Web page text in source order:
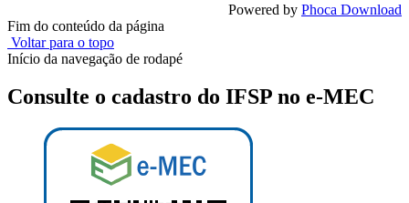
Powered by Phoca Download
Fim do conteúdo da página
Voltar para o topo
Início da navegação de rodapé
Consulte o cadastro do IFSP no e-MEC